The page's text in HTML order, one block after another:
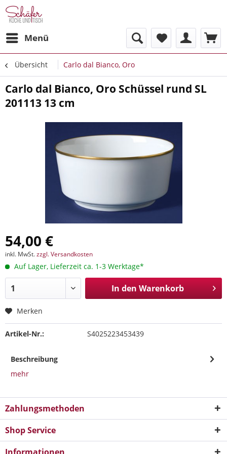
Menü
Übersicht Carlo dal Bianco, Oro
Carlo dal Bianco, Oro Schüssel rund SL
201113 13 cm
54,00 €
inkl. MwSt.zzgl. Versandkosten
Auf Lager, Lieferzeit ca. 1-3 Werktage*
In den Warenkorb
Merken
Artikel-Nr.: S4025223453439
Beschreibung
mehr
Zahlungsmethoden
Shop Service